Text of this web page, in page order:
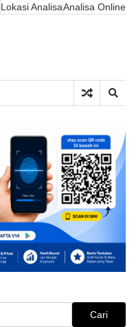
Lokasi AnalisaAnalisa Online
Cari